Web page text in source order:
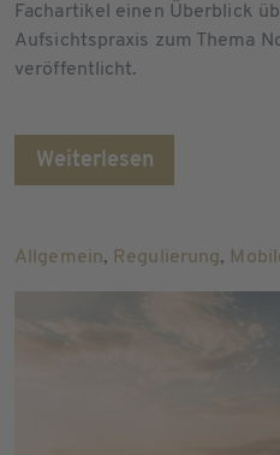
Fachartikel einen Überblick
Aufsichtspraxis zum Thema
veröffentlicht.
Weiterlesen
Allgemein, Regulierung,